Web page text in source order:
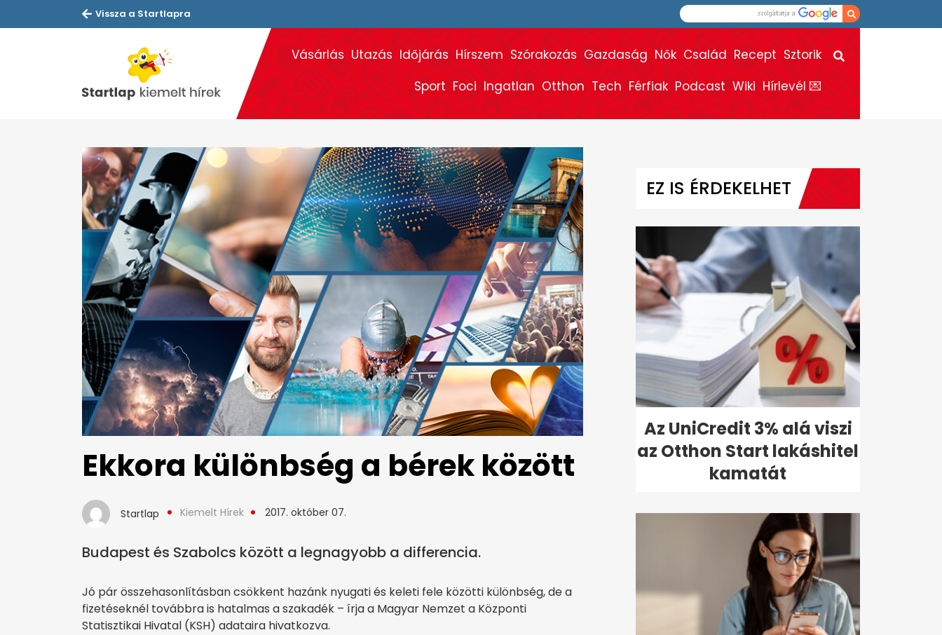
Vissza a Startlapra
Vásárlás Utazás Időjárás Hírszem Szórakozás Gazdaság Nők Család Recept Sztorik
Sport Foci Ingatlan Otthon Tech Férfiak Podcast Wiki Hírlevél 💌
Ekkora különbség a bérek között
Startlap Kiemelt Hírek 2017. október 07.
Budapest és Szabolcs között a legnagyobb a differencia.
Jó pár összehasonlításban csökkent hazánk nyugati és keleti fele közötti különbség, de a
fizetéseknél továbbra is hatalmas a szakadék – írja a Magyar Nemzet a Központi
Statisztikai Hivatal (KSH) adataira hivatkozva.
EZ IS ÉRDEKELHET
Az UniCredit 3% alá viszi
az Otthon Start lakáshitel
kamatát